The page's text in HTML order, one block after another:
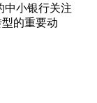
中小银行关注
的重要动